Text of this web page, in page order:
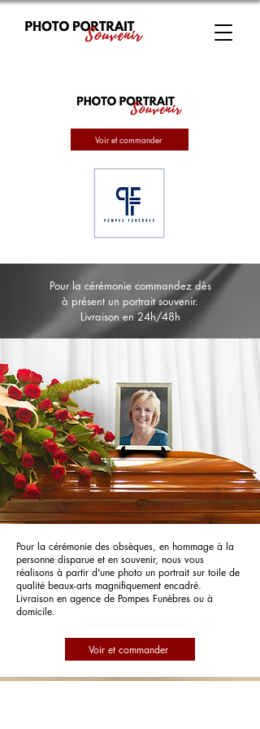
Voir et commander
Pour la cérémonie commandez dès
à présent un portrait souvenir.
Livraison en 24h/48h
Pour la cérémonie des obsèques, en hommage à la
personne disparue et en souvenir, nous vous
réalisons à partir d'une photo un portrait sur toile de
qualité beaux-arts magnifiquement encadré.
Livraison en agence de Pompes Funèbres ou à
domicile.
Voir et commander